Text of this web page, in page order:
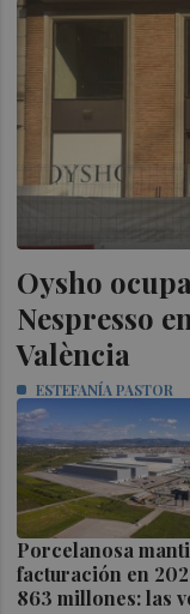
Oysho
Nespresso
València
ESTEFANÍA PASTOR
Porcelanosa
facturación en
863 millones: las